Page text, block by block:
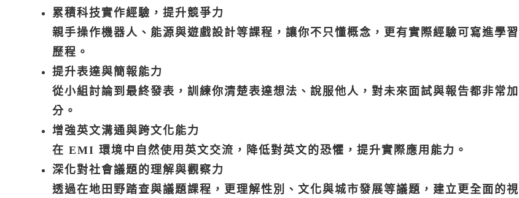
累積科技實作經驗，提升競爭力
親手操作機器人、能源與遊戲設計等課程，讓你不只懂概念，更有實際經驗可寫進學習
歷程。
提升表達與簡報能力
從小組討論到最終發表，訓練你清楚表達想法、說服他人，對未來面試與報告都非常加
分。
增強英文溝通與跨文化能力
在 EMI 環境中自然使用英文交流，降低對英文的恐懼，提升實際應用能力。
深化對社會議題的理解與觀察力
透過在地田野踏查與議題課程，更理解性別、文化與城市發展等議題，建立更全面的視